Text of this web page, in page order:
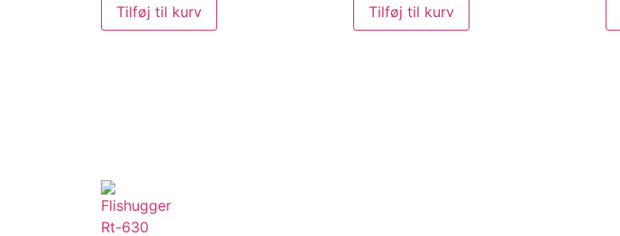
Tilføj til kurv Tilføj til kurv